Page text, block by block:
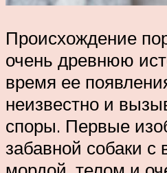
Происхождение
очень древнюю
время ее
неизвестно и
споры. Первые
забавной собаки с